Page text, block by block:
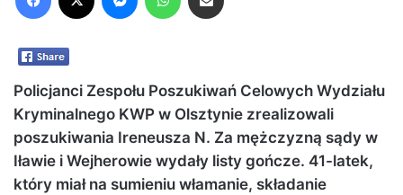
Policjanci Zespołu Poszukiwań Celowych Wydziału
Kryminalnego KWP w Olsztynie zrealizowali
poszukiwania Ireneusza N. Za mężczyzną sądy w
Iławie i Wejherowie wydały listy gończe. 41-latek,
który miał na sumieniu włamanie, składanie